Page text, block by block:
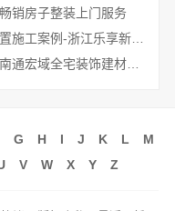
销房子整装上门服务
便宜住宅装修新房整体布置施工案例-浙江乐享新材料有限公司
靠谱一站式家装公司施工南通宏域全宅装饰建材有限公司
G H I J K L
M
V W X Y Z